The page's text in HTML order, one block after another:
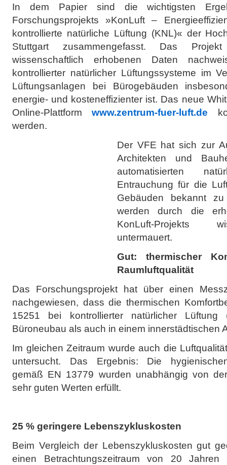
In dem Papier sind die wichtigsten
Forschungsprojekts »KonLuft –
kontrollierte natürliche Lüftung (KNL)« der
Stuttgart zusammengefasst. Das
wissenschaftlich erhobenen Daten
kontrollierter natürlicher Lüftungssysteme im
Lüftungsanlagen bei Bürogebäuden
energie- und kosteneffizienter ist. Das neue
Online-Plattformwww.zentrum-fuer-luft.de
werden.
Der VFE hat sich zur
Architekten und
automatisierten
Entrauchung für die
Gebäuden bekannt
werden durch die
KonLuft-Projekts
untermauert.
Gut: thermischer
Raumluftqualität
Das Forschungsprojekt hat über einen
nachgewiesen, dass die thermischen
15251 bei kontrollierter natürlicher
Büroneubau als auch in einem innerstädtischen
Im gleichen Zeitraum wurde auch die
untersucht. Das Ergebnis: Die
gemäß EN 13779 wurden unabhängig von
sehr guten Werten erfüllt.
25 % geringere Lebenszykluskosten
Beim Vergleich der Lebenszykluskosten gut
einen Betrachtungszeitraum von 20